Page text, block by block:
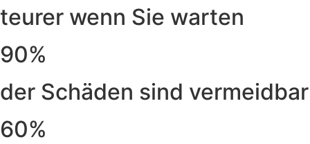
teurer wenn Sie warten
90%
der Schäden sind vermeidbar
60%